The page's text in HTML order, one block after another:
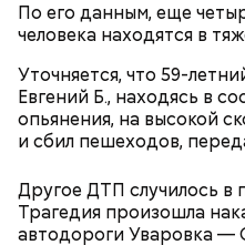
По его данным, еще
человека находятся в
Уточняется, что 59-
Евгений Б., находясь в
опьянения, на высокой
и сбил пешеходов,
Другое ДТП случилось
Трагедия произошла
автодороги Уваровка —
Стражи порядка
Примечательно и то, что
имеют инвалидность.